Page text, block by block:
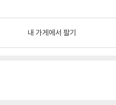
내 가게에서 팔기